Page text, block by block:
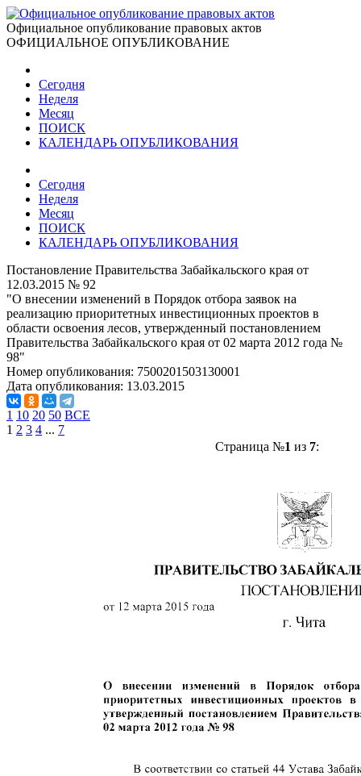
Официальное опубликование правовых актов
ОФИЦИАЛЬНОЕ ОПУБЛИКОВАНИЕ
Сегодня
Неделя
Месяц
ПОИСК
КАЛЕНДАРЬ ОПУБЛИКОВАНИЯ
Сегодня
Неделя
Месяц
ПОИСК
КАЛЕНДАРЬ ОПУБЛИКОВАНИЯ
Постановление Правительства Забайкальского края от
12.03.2015 № 92
"О внесении изменений в Порядок отбора заявок на
реализацию приоритетных инвестиционных проектов в
области освоения лесов, утвержденный постановлением
Правительства Забайкальского края от 02 марта 2012 года №
98"
Номер опубликования: 7500201503130001
Дата опубликования: 13.03.2015
1 10 20 50 ВСЕ
1 2 3 4 ... 7
Страница №1 из 7: